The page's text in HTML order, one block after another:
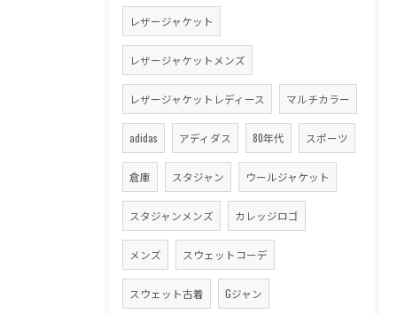
レザージャケット
レザージャケットメンズ
レザージャケットレディース マルチカラー
adidas アディダス 80年代 スポーツ
倉庫 スタジャン ウールジャケット
スタジャンメンズ カレッジロゴ
メンズ スウェットコーデ
スウェット古着 Gジャン